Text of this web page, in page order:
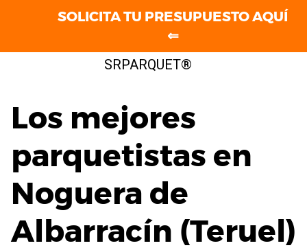
SRPARQUET®
Los mejores
parquetistas en
Noguera de
Albarracín (Teruel)
SOLICITA TU PRESUPUESTO AQUÍ
⇐